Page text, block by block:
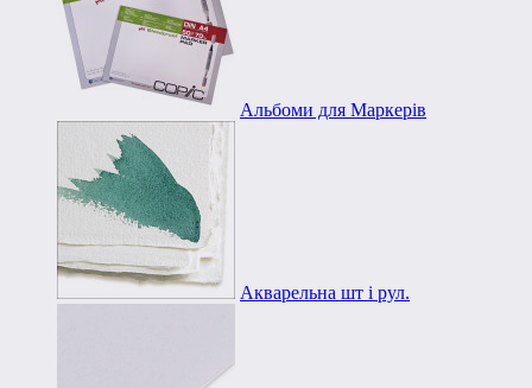
Альбоми для Маркерів
Акварельна шт і рул.